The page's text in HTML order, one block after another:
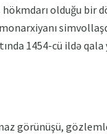
olduğu bir
1454-cü ildə
görünüşü,